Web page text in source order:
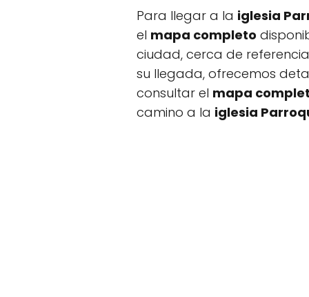
Para llegar a la iglesia
el mapa completo
ciudad, cerca de
su llegada, ofrecemos
consultar el mapa
camino a la iglesia